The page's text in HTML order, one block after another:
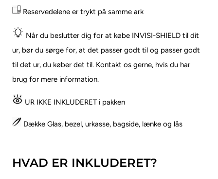
Reservedelene er trykt på samme ark
Når du beslutter dig for at købe INVISI-SHIELD til dit
ur, bør du sørge for, at det passer godt til og passer godt
til det ur, du køber det til. Kontakt os gerne, hvis du har
brug for mere information.
UR IKKE INKLUDERET i pakken
Dække Glas, bezel, urkasse, bagside, lænke og lås
HVAD ER INKLUDERET?